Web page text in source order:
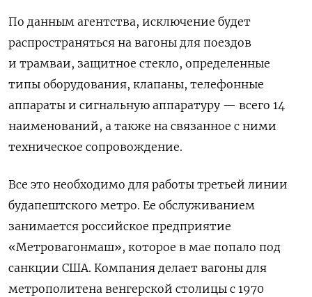
По данным агентства, исключение будет
распространяться на вагоны для поездов
и трамваи, защитное стекло, определенные
типы оборудования, клапаны, телефонные
аппараты и сигнальную аппаратуру — всего 14
наименований, а также на связанное с ними
техническое сопровождение.
Все это необходимо для работы третьей линии
будапештского метро. Ее обслуживанием
занимается российское предприятие
«Метровагонмаш», которое в мае попало под
санкции США. Компания делает вагоны для
метрополитена венгерской столицы с 1970